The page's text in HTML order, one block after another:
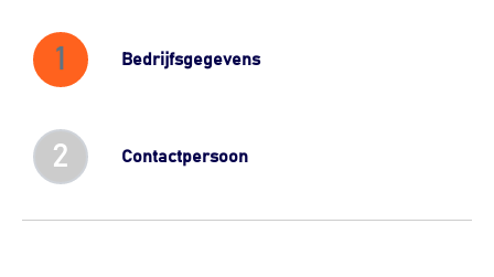
1 Bedrijfsgegevens
2 Contactpersoon